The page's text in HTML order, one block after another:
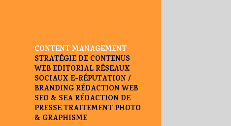
CONTENT MANAGEMENT
STRATÉGIE DE CONTENUS
WEB EDITORIAL RÉSEAUX
SOCIAUX E-RÉPUTATION /
BRANDING RÉDACTION WEB
SEO & SEA RÉDACTION DE
PRESSETRAITEMENT PHOTO
& GRAPHISME